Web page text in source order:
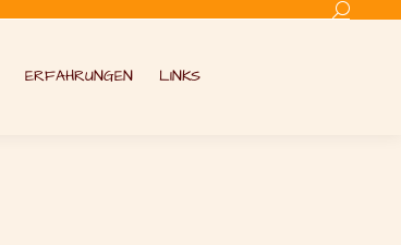
Search:
ERFAHRUNGEN LINKS